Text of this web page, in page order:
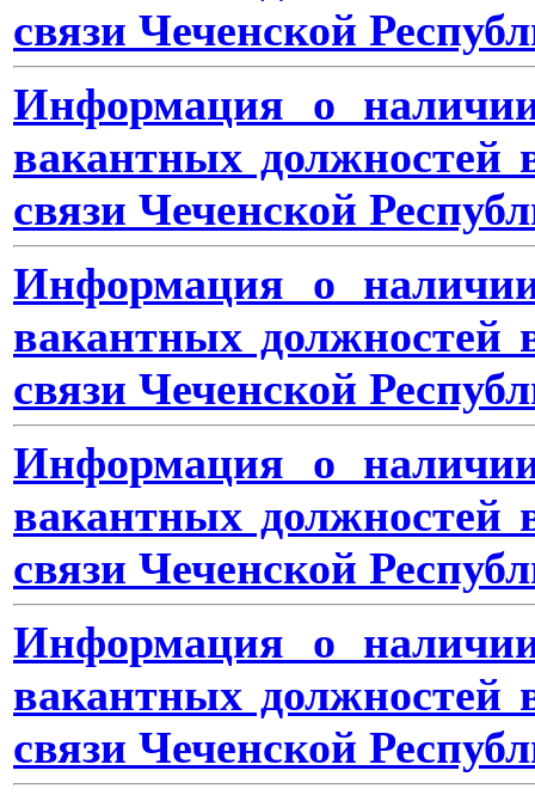
связи Чеченской
Информация о
вакантных должностей
связи Чеченской
Информация о
вакантных должностей
связи Чеченской
Информация о
вакантных должностей
связи Чеченской
Информация о
вакантных должностей
связи Чеченской